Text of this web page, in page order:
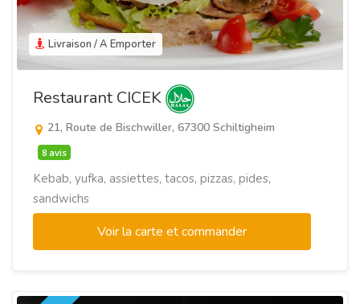
Livraison / A Emporter
Restaurant CICEK
21, Route de Bischwiller, 67300 Schiltigheim
8 avis
Kebab, yufka, assiettes, tacos, pizzas, pides,
sandwichs
Voir la carte et commander